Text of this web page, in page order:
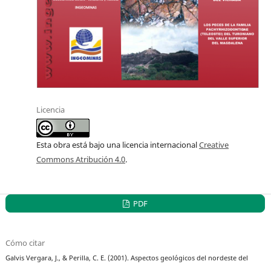
Licencia
Esta obra está bajo una licencia internacionalCreative
Commons Atribución 4.0.
PDF
Cómo citar
Galvis Vergara, J., & Perilla, C. E. (2001). Aspectos geológicos del nordeste del